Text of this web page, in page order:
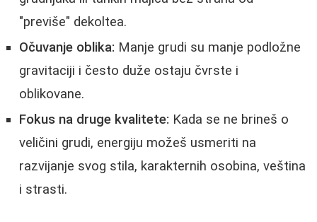
"previše" dekoltea.
Očuvanje oblika: Manje grudi su manje podložne
gravitaciji i često duže ostaju čvrste i
oblikovane.
Fokus na druge kvalitete: Kada se ne brineš o
veličini grudi, energiju možeš usmeriti na
razvijanje svog stila, karakternih osobina, veština
i strasti.